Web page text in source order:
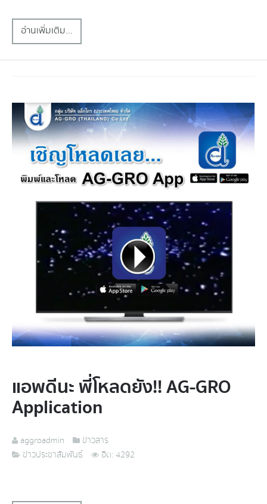
อ่านเพิ่มเติม...
แอพดีนะ พี่โหลดยัง!! AG-GRO
Application
aggroadmin
ข่าวสาร
ข่าวประชาสัมพันธ์
ฮิต: 4292